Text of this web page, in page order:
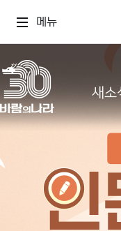
메뉴
새소